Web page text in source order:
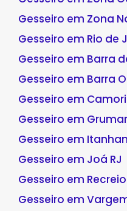
Gesseiro em Zona
Gesseiro em Rio de
Gesseiro em Barra
Gesseiro em Barra
Gesseiro em
Gesseiro em
Gesseiro em
Gesseiro em Joá RJ
Gesseiro em
Gesseiro em